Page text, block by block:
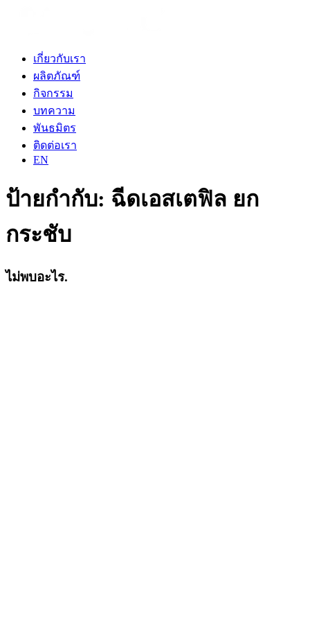
เกี่ยวกับเรา
ผลิตภัณฑ์
กิจกรรม
บทความ
พันธมิตร
ติดต่อเรา
EN
ป้ายกำกับ: ฉีดเอสเตฟิล ยก
กระชับ
ไม่พบอะไร.